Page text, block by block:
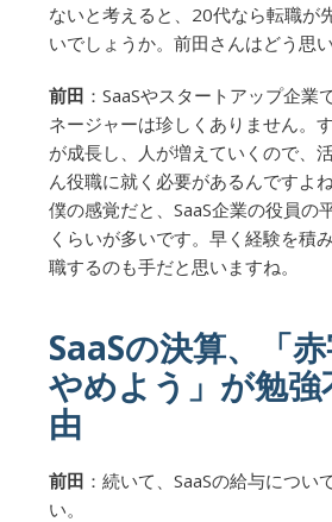
ないと考えると、20代なら転職が
いでしょうか。前田さんはどう思
前田 ：SaaSやスタートアップ企業
ネージャーは珍しくありません。
が成長し、人が増えていくので、
ん役職に就く必要があるんですよね
僕の感覚だと、SaaS企業の役員の
くらいが多いです。早く経験を積
職するのも手だと思いますね。
SaaSの決算、「
やめよう」が勉強
由
前田 ：続いて、SaaSの給与につい
い。